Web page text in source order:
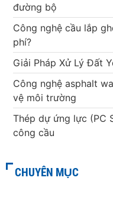
đường bộ
Công nghệ cầu lắp
phí?
Giải Pháp Xử Lý Đất
Công nghệ asphalt
vệ môi trường
Thép dự ứng lực (PC
công cầu
CHUYÊN MỤC